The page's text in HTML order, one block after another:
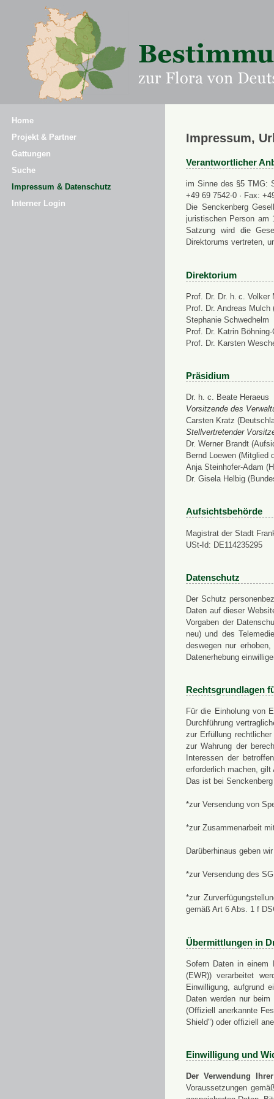
Home
Projekt & Partner
Gattungen
Suche
Impressum & Datenschutz
Interner Login
Impressum,
Verantwortlicher
im Sinne des §5 TMG:
+49 69 7542-0 · Fax:
Die Senckenberg
juristischen Person am
Satzung wird die
Direktorums vertreten,
Direktorium
Prof. Dr. Dr. h. c. Volker
Prof. Dr. Andreas
Stephanie Schwedhelm
Prof. Dr. Katrin
Prof. Dr. Karsten
Präsidium
Dr. h. c. Beate Heraeus
Vorsitzende des
Carsten Kratz
Stellvertretender
Dr. Werner Brandt
Bernd Loewen (Mitglied
Anja Steinhofer-Adam
Dr. Gisela Helbig
Aufsichtsbehörde
Magistrat der Stadt
USt-Id: DE114235295
Datenschutz
Der Schutz
Daten auf dieser
Vorgaben der
neu) und des
deswegen nur
Datenerhebung
Rechtsgrundlagen
Für die Einholung von
Durchführung
zur Erfüllung
zur Wahrung der
Interessen der
erforderlich machen,
Das ist bei
*zur Versendung von
*zur Zusammenarbeit
Darüberhinaus geben
*zur Versendung des
*zur
gemäß Art 6 Abs. 1 f
Übermittlungen in
Sofern Daten in einem
(EWR)) verarbeitet
Einwilligung, aufgrund
Daten werden nur
(Offiziell anerkannte
Shield") oder offiziell
Einwilligung und
Der Verwendung
Voraussetzungen